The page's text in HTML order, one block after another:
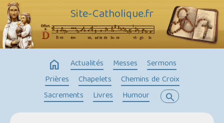
Site-Catholique.fr
home Actualités Messes
Sermons
Prières
Chapelets
Chemins de Croix
Sacrements
Livres Humour search